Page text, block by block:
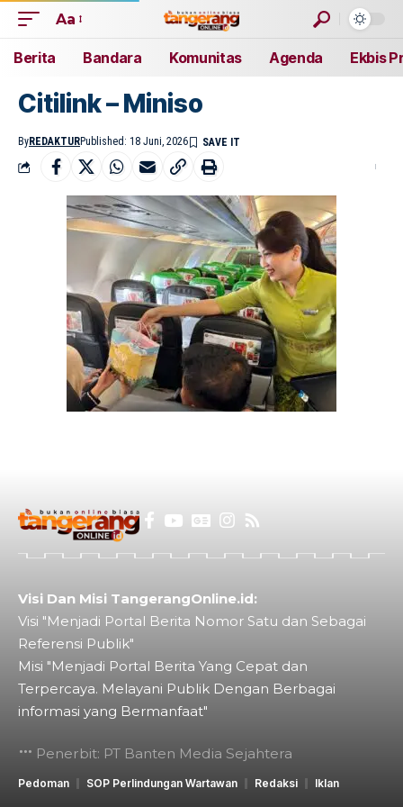
Aa
Berita Bandara Komunitas Agenda Ekbis
Citilink – Miniso
ByREDAKTURPublished: 18 Juni, 2026
Visi Dan Misi TangerangOnline.id:
Visi "Menjadi Portal Berita Nomor Satu dan Sebagai
Referensi Publik"
Misi "Menjadi Portal Berita Yang Cepat dan
Terpercaya. Melayani Publik Dengan Berbagai
informasi yang Bermanfaat"
Penerbit: PT Banten Media Sejahtera
Pedoman SOP Perlindungan Wartawan Redaksi Iklan